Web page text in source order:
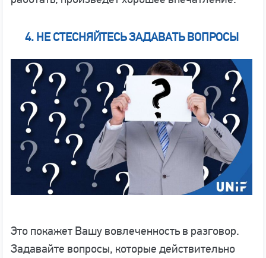
4. НЕ СТЕСНЯЙТЕСЬ ЗАДАВАТЬ ВОПРОСЫ
Это покажет Вашу вовлеченность в разговор.
Задавайте вопросы, которые действительно